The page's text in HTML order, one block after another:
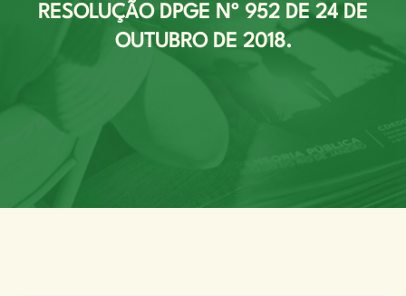
RESOLUÇÃO DPGE Nº 952 DE 24 DE
OUTUBRO DE 2018.